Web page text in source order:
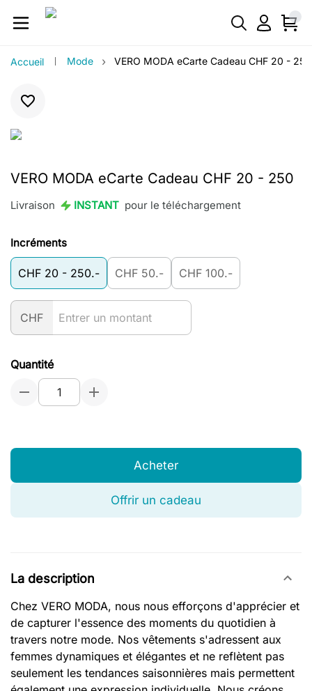
Accueil Mode › VERO MODA eCarte Cadeau CHF 20 - 250
VERO MODA eCarte Cadeau CHF 20 - 250
Livraison INSTANT pour le téléchargement
Incréments
CHF 20 - 250.- CHF 50.- CHF 100.-
CHF
Quantité
Acheter
Offrir un cadeau
La description
Chez VERO MODA, nous nous efforçons d'apprécier et
de capturer l'essence des moments du quotidien à
travers notre mode. Nos vêtements s'adressent aux
femmes dynamiques et élégantes et ne reflètent pas
seulement les tendances saisonnières mais permettent